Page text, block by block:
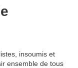
insoumis et
ensemble de tous